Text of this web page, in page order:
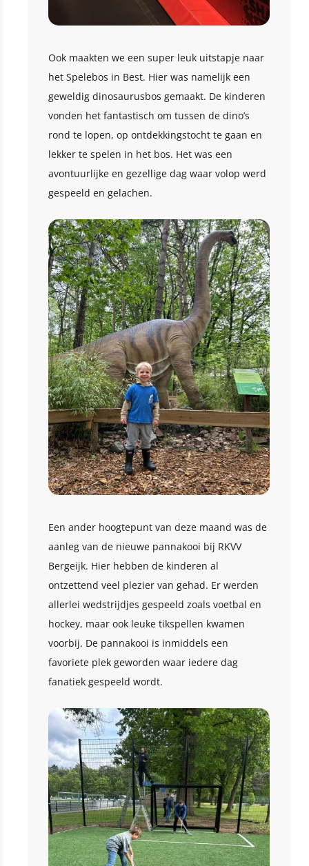
Ook maakten we een super leuk uitstapje naar
het Spelebos in Best. Hier was namelijk een
geweldig dinosaurusbos gemaakt. De kinderen
vonden het fantastisch om tussen de dino’s
rond te lopen, op ontdekkingstocht te gaan en
lekker te spelen in het bos. Het was een
avontuurlijke en gezellige dag waar volop werd
gespeeld en gelachen.
Een ander hoogtepunt van deze maand was de
aanleg van de nieuwe pannakooi bij RKVV
Bergeijk. Hier hebben de kinderen al
ontzettend veel plezier van gehad. Er werden
allerlei wedstrijdjes gespeeld zoals voetbal en
hockey, maar ook leuke tikspellen kwamen
voorbij. De pannakooi is inmiddels een
favoriete plek geworden waar iedere dag
fanatiek gespeeld wordt.